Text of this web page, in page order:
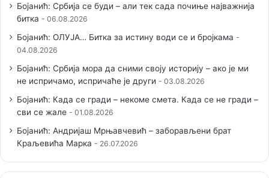
Бојанић: Србија се буди – али тек сада почиње најважнија
битка
06.08.2026
Бојанић: ОЛУЈА… Битка за истину води се и бројкама
04.08.2026
Бојанић: Србија мора да сними своју историју – ако је ми
не испричамо, испричаће је други
03.08.2026
Бојанић: Када се гради – некоме смета. Када се не гради –
сви се жале
01.08.2026
Бојанић: Андријаш Мрњавчевић – заборављени брат
Краљевића Марка
26.07.2026